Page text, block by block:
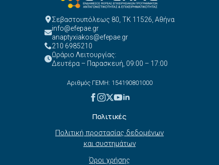
Σεβαστουπόλεως 80, ΤΚ 11526, Αθήνα
info@efepae.gr
anaptyxiakos@efepae.gr
210 6985210
Ωράριο Λειτουργίας:
Δευτέρα – Παρασκευή, 09:00 – 17:00
Αριθμός ΓΕΜΗ: 154190801000
Πολιτικές
Πολιτική προστασίας δεδομένων
και συστημάτων
Όροι χρήσης